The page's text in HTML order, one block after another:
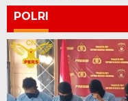
POLRI